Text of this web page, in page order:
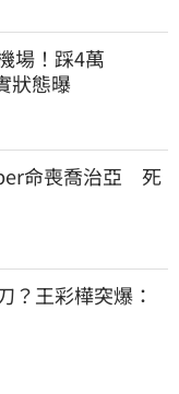
場！踩4萬
狀態曝
命喪喬治亞　死
？王彩樺突爆：